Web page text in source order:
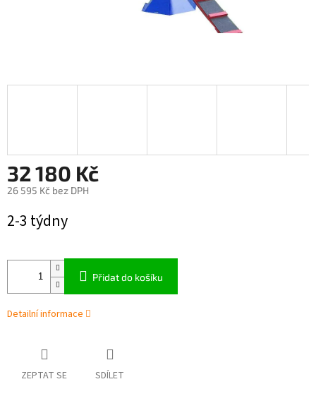
32 180 Kč
26 595 Kč bez DPH
cena:
2-3 týdny
Přidat do košíku
Detailní informace
ZEPTAT SE SDÍLET